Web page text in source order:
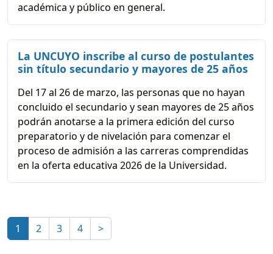
académica y público en general.
La UNCUYO inscribe al curso de postulantes
sin título secundario y mayores de 25 años
Del 17 al 26 de marzo, las personas que no hayan
concluido el secundario y sean mayores de 25 años
podrán anotarse a la primera edición del curso
preparatorio y de nivelación para comenzar el
proceso de admisión a las carreras comprendidas
en la oferta educativa 2026 de la Universidad.
1 2 3 4 >